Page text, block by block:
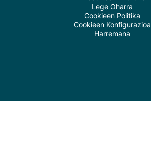
Lege Oharra
Cookieen Politika
Cookieen Konfigurazioa
Harremana